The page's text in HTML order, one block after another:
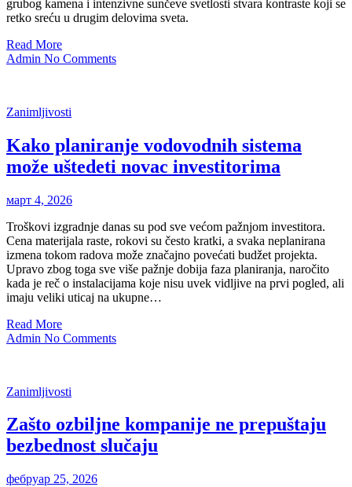
grubog kamena i intenzivne sunčeve svetlosti stvara kontraste koji se
retko sreću u drugim delovima sveta.
Read More
Admin No Comments
Zanimljivosti
Kako planiranje vodovodnih sistema
može uštedeti novac investitorima
март 4, 2026
Troškovi izgradnje danas su pod sve većom pažnjom investitora.
Cena materijala raste, rokovi su često kratki, a svaka neplanirana
izmena tokom radova može značajno povećati budžet projekta.
Upravo zbog toga sve više pažnje dobija faza planiranja, naročito
kada je reč o instalacijama koje nisu uvek vidljive na prvi pogled, ali
imaju veliki uticaj na ukupne…
Read More
Admin No Comments
Zanimljivosti
Zašto ozbiljne kompanije ne prepuštaju
bezbednost slučaju
фебруар 25, 2026